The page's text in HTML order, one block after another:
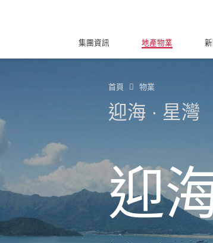
集團資訊 地產物業
首頁 物業
迎海 ∙ 星灣
迎